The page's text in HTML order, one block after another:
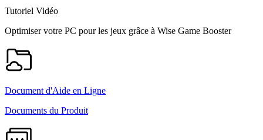
Tutoriel Vidéo
Optimiser votre PC pour les jeux grâce à Wise Game Booster
Document d'Aide en Ligne
Documents du Produit